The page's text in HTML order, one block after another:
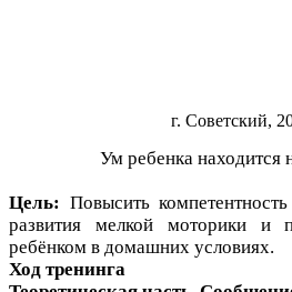
г. Советский,
Ум ребенка находится
Цель: Повысить
развития мелкой моторики и
ребёнком в домашних условиях.
Ход тренинга